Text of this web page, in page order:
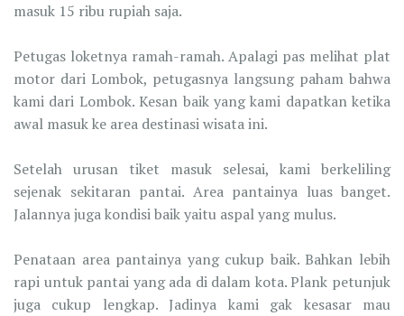
masuk 15 ribu rupiah saja.
Petugas loketnya ramah-ramah. Apalagi pas melihat plat
motor dari Lombok, petugasnya langsung paham bahwa
kami dari Lombok. Kesan baik yang kami dapatkan ketika
awal masuk ke area destinasi wisata ini.
Setelah urusan tiket masuk selesai, kami berkeliling
sejenak sekitaran pantai. Area pantainya luas banget.
Jalannya juga kondisi baik yaitu aspal yang mulus.
Penataan area pantainya yang cukup baik. Bahkan lebih
rapi untuk pantai yang ada di dalam kota. Plank petunjuk
juga cukup lengkap. Jadinya kami gak kesasar mau